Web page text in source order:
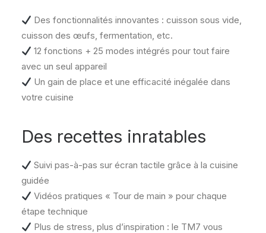
Des fonctionnalités innovantes : cuisson sous vide,
cuisson des œufs, fermentation, etc.
12 fonctions + 25 modes intégrés pour tout faire
avec un seul appareil
Un gain de place et une efficacité inégalée dans
votre cuisine
Des recettes inratables
Suivi pas-à-pas sur écran tactile grâce à la cuisine
guidée
Vidéos pratiques « Tour de main » pour chaque
étape technique
Plus de stress, plus d’inspiration : le TM7 vous